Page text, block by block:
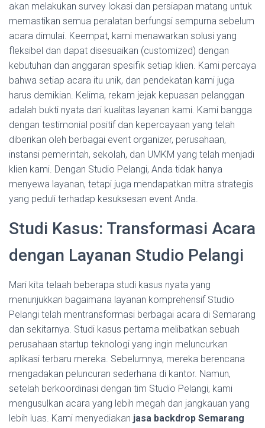
akan melakukan survey lokasi dan persiapan matang untuk
memastikan semua peralatan berfungsi sempurna sebelum
acara dimulai. Keempat, kami menawarkan solusi yang
fleksibel dan dapat disesuaikan (customized) dengan
kebutuhan dan anggaran spesifik setiap klien. Kami percaya
bahwa setiap acara itu unik, dan pendekatan kami juga
harus demikian. Kelima, rekam jejak kepuasan pelanggan
adalah bukti nyata dari kualitas layanan kami. Kami bangga
dengan testimonial positif dan kepercayaan yang telah
diberikan oleh berbagai event organizer, perusahaan,
instansi pemerintah, sekolah, dan UMKM yang telah menjadi
klien kami. Dengan Studio Pelangi, Anda tidak hanya
menyewa layanan, tetapi juga mendapatkan mitra strategis
yang peduli terhadap kesuksesan event Anda.
Studi Kasus: Transformasi Acara
dengan Layanan Studio Pelangi
Mari kita telaah beberapa studi kasus nyata yang
menunjukkan bagaimana layanan komprehensif Studio
Pelangi telah mentransformasi berbagai acara di Semarang
dan sekitarnya. Studi kasus pertama melibatkan sebuah
perusahaan startup teknologi yang ingin meluncurkan
aplikasi terbaru mereka. Sebelumnya, mereka berencana
mengadakan peluncuran sederhana di kantor. Namun,
setelah berkoordinasi dengan tim Studio Pelangi, kami
mengusulkan acara yang lebih megah dan jangkauan yang
lebih luas. Kami menyediakan jasa backdrop Semarang